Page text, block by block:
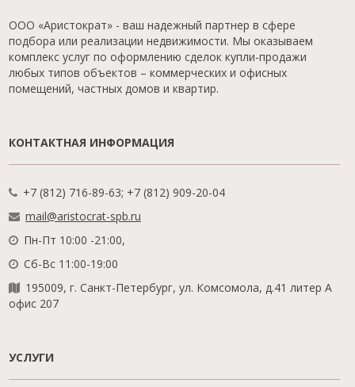
ООО «Аристократ» - ваш надежный партнер в сфере
подбора или реализации недвижимости. Мы оказываем
комплекс услуг по оформлению сделок купли-продажи
любых типов объектов – коммерческих и офисных
помещений, частных домов и квартир.
КОНТАКТНАЯ ИНФОРМАЦИЯ
+7 (812) 716-89-63; +7 (812) 909-20-04
mail@aristocrat-spb.ru
Пн-Пт 10:00 -21:00,
Сб-Вс 11:00-19:00
195009, г. Санкт-Петербург, ул. Комсомола, д.41 литер А
офис 207
УСЛУГИ